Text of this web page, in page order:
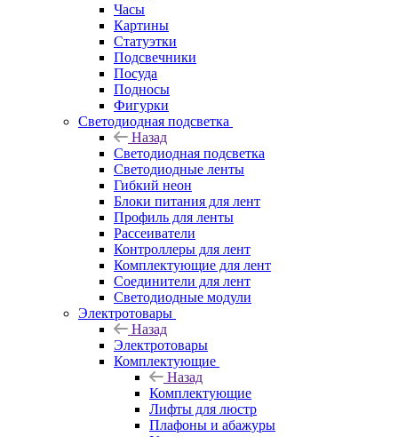
Часы
Картины
Статуэтки
Подсвечники
Посуда
Подносы
Фигурки
Светодиодная подсветка
Назад
Светодиодная подсветка
Светодиодные ленты
Гибкий неон
Блоки питания для лент
Профиль для ленты
Рассеиватели
Контроллеры для лент
Комплектующие для лент
Соединители для лент
Светодиодные модули
Электротовары
Назад
Электротовары
Комплектующие
Назад
Комплектующие
Лифты для люстр
Плафоны и абажуры